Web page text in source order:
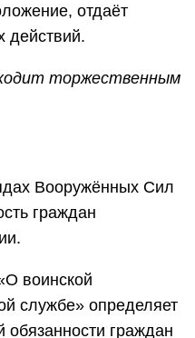
отдаёт
действий.
торжественным
Вооружённых Сил
граждан
воинской
службе» определяет
обязанности граждан